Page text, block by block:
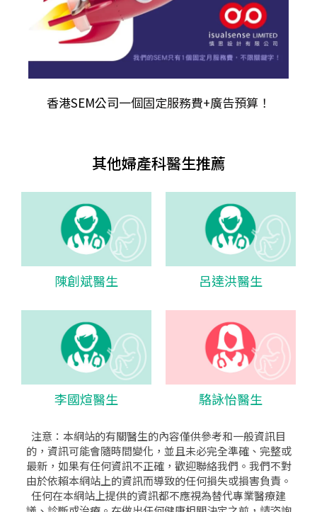
香港SEM公司一個固定服務費+廣告預算！
其他婦產科醫生推薦
陳創斌醫生 呂達洪醫生
李國煊醫生 駱詠怡醫生
注意：本網站的有關醫生的內容僅供參考和一般資訊目
的，資訊可能會隨時間變化，並且未必完全準確、完整或
最新，如果有任何資訊不正確，歡迎聯絡我們。我們不對
由於依賴本網站上的資訊而導致的任何損失或損害負責。
任何在本網站上提供的資訊都不應視為替代專業醫療建